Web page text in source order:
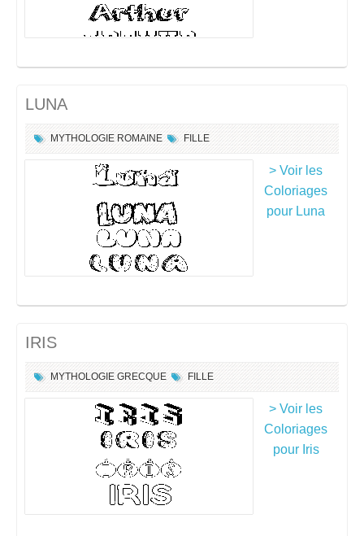
LUNA
MYTHOLOGIE ROMAINE FILLE
> Voir les
Coloriages
pour Luna
IRIS
MYTHOLOGIE GRECQUE FILLE
> Voir les
Coloriages
pour Iris